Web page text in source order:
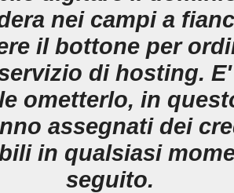
nei campi a
il bottone per
di hosting.
ometterlo, in
assegnati dei
in qualsiasi
seguito.